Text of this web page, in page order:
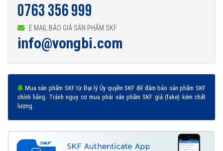
0763 356 999
E MAIL BÁO GIÁ SẢN PHẨM SKF
info@vongbi.com
Mua sản phẩm SKF từ Đại lý Ủy quyền SKF để đảm bảo sản phẩm SKF
chính hãng. Tránh nguy cơ mua phải sản phẩm SKF giả (fake) kém chất
lượng.